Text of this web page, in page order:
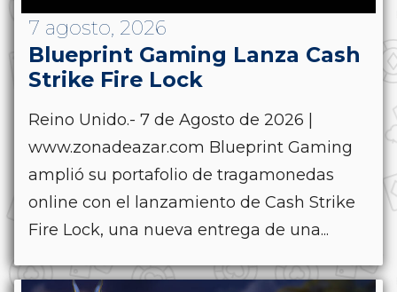
7 agosto, 2026
Blueprint Gaming Lanza Cash
Strike Fire Lock
Reino Unido.- 7 de Agosto de 2026 |
www.zonadeazar.com Blueprint Gaming
amplió su portafolio de tragamonedas
online con el lanzamiento de Cash Strike
Fire Lock, una nueva entrega de una...